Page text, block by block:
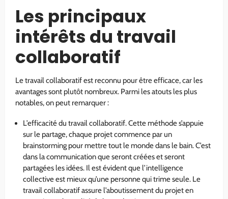
Les principaux
intérêts du travail
collaboratif
Le travail collaboratif est reconnu pour être efficace, car les
avantages sont plutôt nombreux. Parmi les atouts les plus
notables, on peut remarquer :
L’efficacité du travail collaboratif. Cette méthode s’appuie
sur le partage, chaque projet commence par un
brainstorming pour mettre tout le monde dans le bain. C’est
dans la communication que seront créées et seront
partagées les idées. Il est évident que l’intelligence
collective est mieux qu’une personne qui trime seule. Le
travail collaboratif assure l’aboutissement du projet en